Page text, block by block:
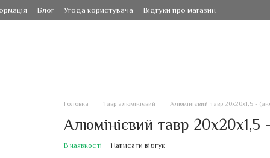
Блог Угода користувача Відгуки про магазин
Головна Тавр алюмінієвий Алюмінієвий тавр 20х20х1,5 -
Алюмінієвий тавр 20х20х1,5
В наявності Написати відгук